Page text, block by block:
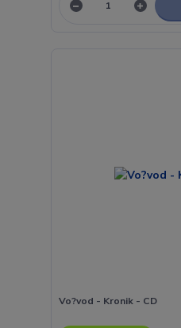
Vo?vod - Kronik - CD